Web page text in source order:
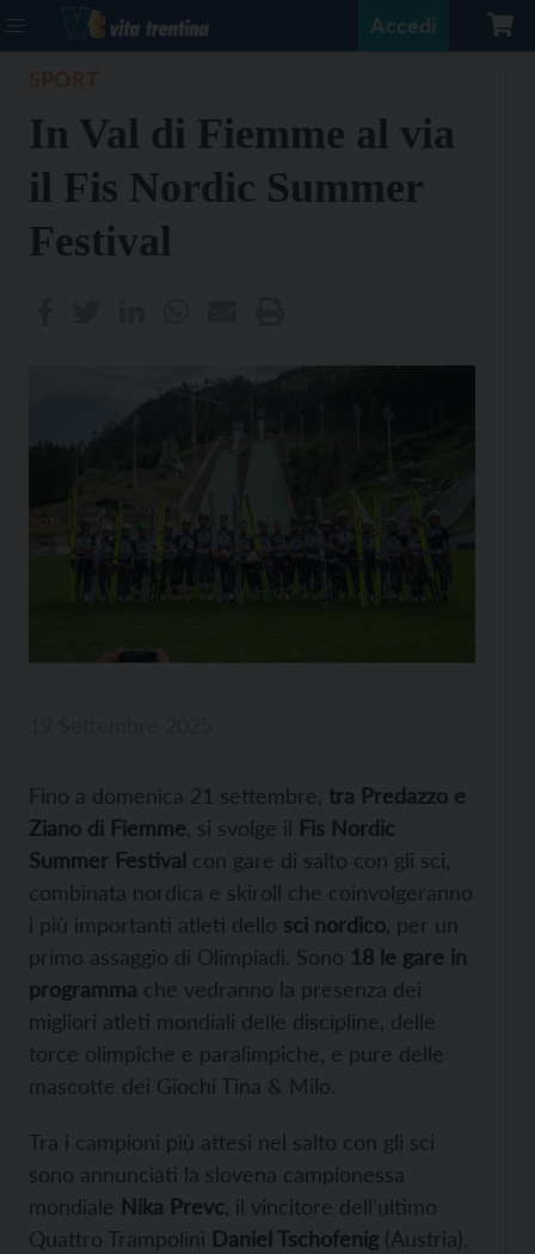
Accedi
In Val di Fiemme al via
il Fis Nordic Summer
Festival
Fino a domenica 21 settembre, tra Predazzo e
Ziano di Fiemme , si svolge il Fis Nordic
Summer Festival con gare di salto con gli sci,
combinata nordica e skiroll che coinvolgeranno
i più importanti atleti dello sci nordico , per un
primo assaggio di Olimpiadi. Sono 18 le gare in
programma che vedranno la presenza dei
migliori atleti mondiali delle discipline, delle
torce olimpiche e paralimpiche, e pure delle
mascotte dei Giochi Tina & Milo.
Tra i campioni più attesi nel salto con gli sci
sono annunciati la slovena campionessa
mondiale Nika Prevc , il vincitore dell’ultimo
Quattro Trampolini Daniel Tschofenig (Austria),